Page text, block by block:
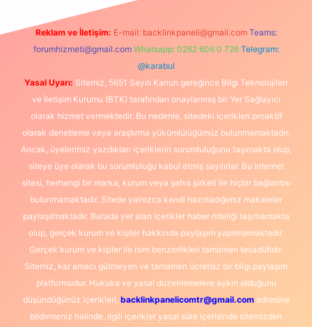
Reklam ve İletişim: E-mail: backlinkpaneli@gmail.com Teams:
forumhizmeti@gmail.com Whatsapp: 0262 606 0 726 Telegram:
@karabul
Yasal Uyarı: Sitemiz, 5651 Sayılı Kanun gereğince Bilgi Teknolojileri
ve İletişim Kurumu (BTK) tarafından onaylanmış bir Yer Sağlayıcı
olarak hizmet vermektedir. Bu nedenle, sitedeki içerikleri proaktif
olarak denetleme veya araştırma yükümlülüğümüz bulunmamaktadır.
Ancak, üyelerimiz yazdıkları içeriklerin sorumluluğunu taşımakta olup,
siteye üye olarak bu sorumluluğu kabul etmiş sayılırlar. Bu internet
sitesi, herhangi bir marka, kurum veya şahıs şirketi ile hiçbir bağlantısı
bulunmamaktadır. Sitede yalnızca kendi hazırladığımız makaleler
paylaşılmaktadır. Burada yer alan içerikler haber niteliği taşımamakta
olup, gerçek kurum ve kişiler hakkında paylaşım yapılmamaktadır.
Gerçek kurum ve kişiler ile isim benzerlikleri tamamen tesadüfidir.
Sitemiz, kar amacı gütmeyen ve tamamen ücretsiz bir bilgi paylaşım
platformudur. Hukuka ve yasal düzenlemelere aykırı olduğunu
düşündüğünüz içerikleri, backlinkpanelicomtr@gmail.comadresine
bildirmeniz halinde, ilgili içerikler yasal süre içerisinde sitemizden